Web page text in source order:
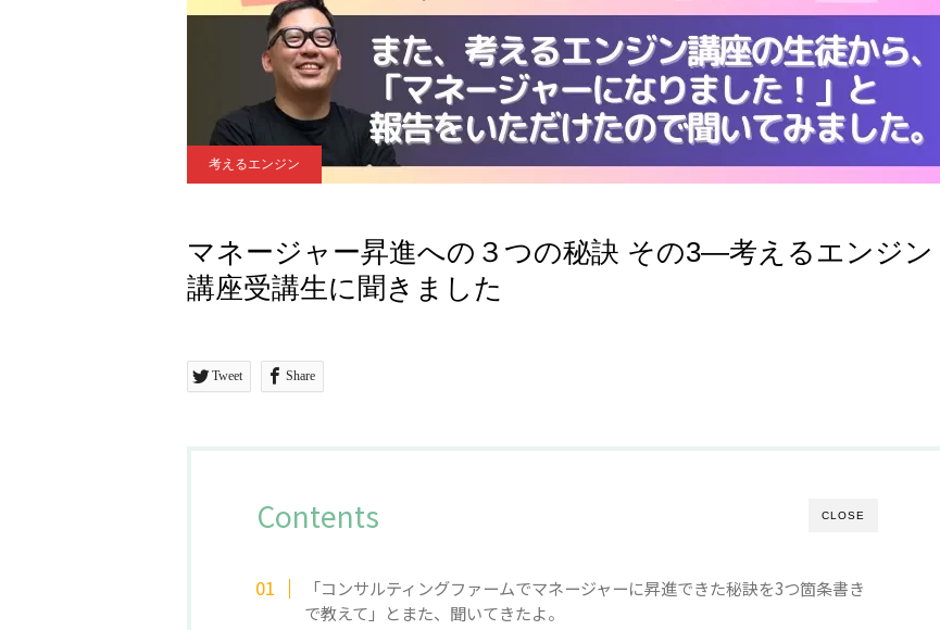
考えるエンジン
マネージャー昇進への３つの秘訣 その3—考えるエンジン
講座受講生に聞きました
Tweet Share
CLOSE
Contents
「コンサルティングファームでマネージャーに昇進できた秘訣を3つ箇条書き
で教えて」とまた、聞いてきたよ。